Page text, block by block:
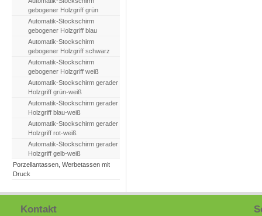
gebogener Holzgriff grün
Automatik-Stockschirm
gebogener Holzgriff blau
Automatik-Stockschirm
gebogener Holzgriff schwarz
Automatik-Stockschirm
gebogener Holzgriff weiß
Automatik-Stockschirm gerader
Holzgriff grün-weiß
Automatik-Stockschirm gerader
Holzgriff blau-weiß
Automatik-Stockschirm gerader
Holzgriff rot-weiß
Automatik-Stockschirm gerader
Holzgriff gelb-weiß
Porzellantassen, Werbetassen mit
Druck
Kontakt